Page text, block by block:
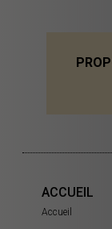
ACCUEIL
Accueil